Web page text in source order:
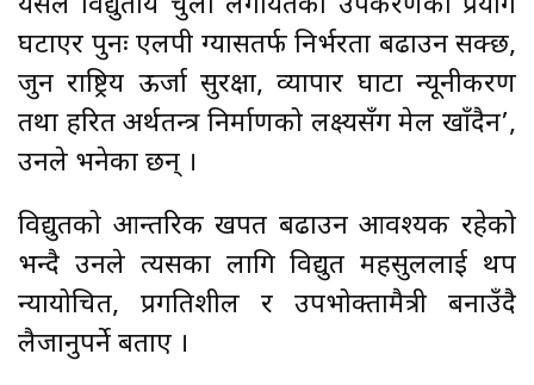
यसले विद्युतीय चुलो लगायतका उपकरणको प्रयोग
घटाएर पुनः एलपी ग्यासतर्फ निर्भरता बढाउन सक्छ,
जुन राष्ट्रिय ऊर्जा सुरक्षा, व्यापार घाटा न्यूनीकरण
तथा हरित अर्थतन्त्र निर्माणको लक्ष्यसँग मेल खाँदैन’,
उनले भनेका छन् ।
विद्युतको आन्तरिक खपत बढाउन आवश्यक रहेको
भन्दै उनले त्यसका लागि विद्युत महसुललाई थप
न्यायोचित, प्रगतिशील र उपभोक्तामैत्री बनाउँदै
लैजानुपर्ने बताए ।